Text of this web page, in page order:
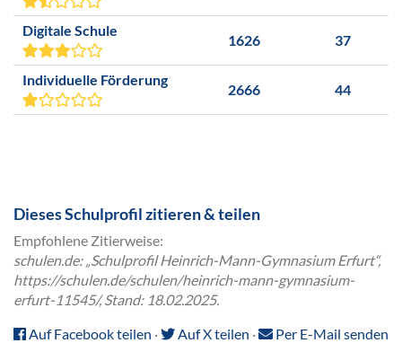
Digitale Schule
1626 37
Individuelle Förderung
2666 44
Dieses Schulprofil zitieren & teilen
Empfohlene Zitierweise:
schulen.de: „Schulprofil Heinrich-Mann-Gymnasium Erfurt“,
https://schulen.de/schulen/heinrich-mann-gymnasium-
erfurt-11545/, Stand: 18.02.2025.
Auf Facebook teilen · Auf X teilen · Per E-Mail senden